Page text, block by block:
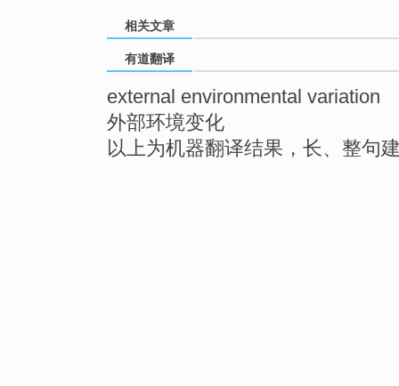
相关文章
有道翻译
external environmental variation
外部环境变化
以上为机器翻译结果，长、整句